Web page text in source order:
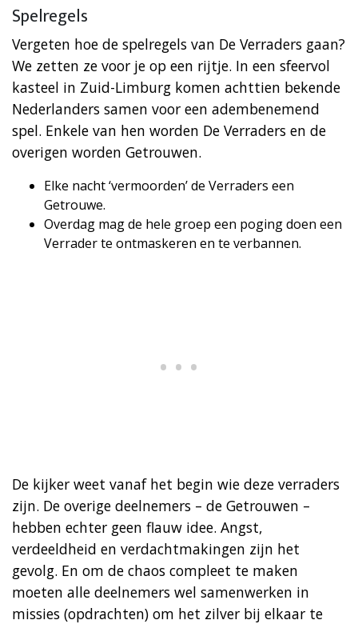
Spelregels
Vergeten hoe de spelregels van De Verraders gaan?
We zetten ze voor je op een rijtje. In een sfeervol
kasteel in Zuid-Limburg komen achttien bekende
Nederlanders samen voor een adembenemend
spel. Enkele van hen worden De Verraders en de
overigen worden Getrouwen.
Elke nacht ‘vermoorden’ de Verraders een
Getrouwe.
Overdag mag de hele groep een poging doen een
Verrader te ontmaskeren en te verbannen.
De kijker weet vanaf het begin wie deze verraders
zijn. De overige deelnemers – de Getrouwen –
hebben echter geen flauw idee. Angst,
verdeeldheid en verdachtmakingen zijn het
gevolg. En om de chaos compleet te maken
moeten alle deelnemers wel samenwerken in
missies (opdrachten) om het zilver bij elkaar te